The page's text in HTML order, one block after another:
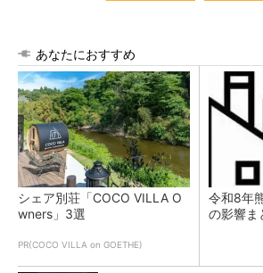
あなたにおすすめ
シェア別荘「COCO VILLA O
wners」3選
PR(COCO VILLA on GOETHE)
令和8年
の影響ま